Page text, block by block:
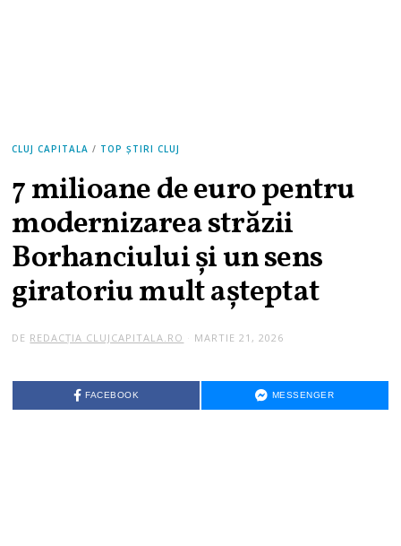
CLUJ CAPITALA / TOP ȘTIRI CLUJ
7 milioane de euro pentru
modernizarea străzii
Borhanciului și un sens
giratoriu mult așteptat
DE REDACȚIA CLUJCAPITALA.RO MARTIE 21, 2026
FACEBOOK MESSENGER